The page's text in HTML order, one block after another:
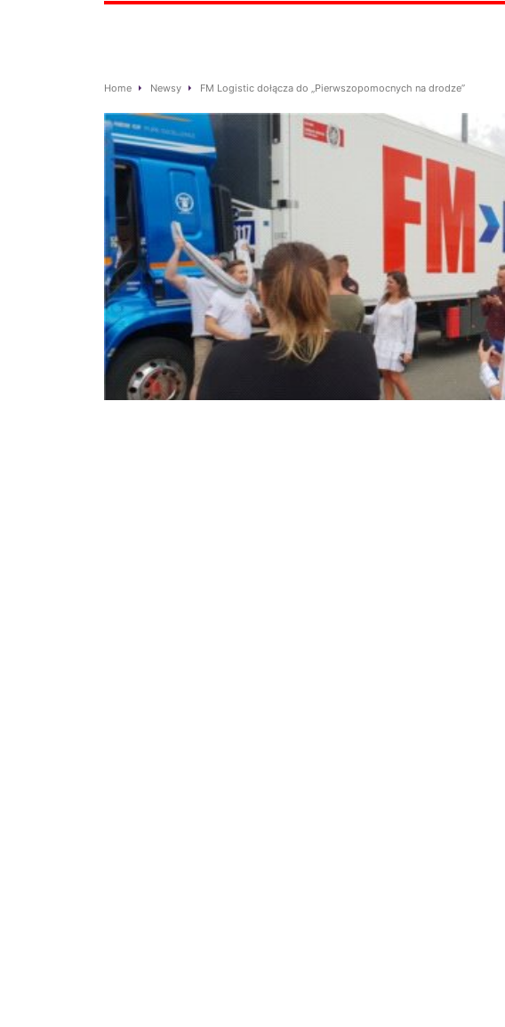
Home Newsy FM Logistic dołącza do „Pierwszopomocnych na drodze”